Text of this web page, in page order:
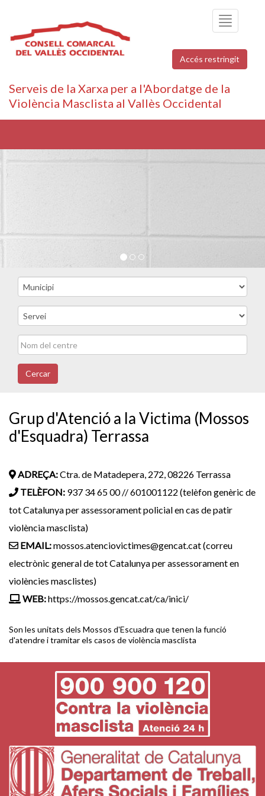
Toggle
navigation
Accés restringit
Serveis de la Xarxa per a l'Abordatge de la
Violència Masclista al Vallès Occidental
Cercar
Grup d'Atenció a la Victima (Mossos
d'Esquadra) Terrassa
ADREÇA:Ctra. de Matadepera, 272, 08226 Terrassa
TELÈFON: 937 34 65 00 // 601001122 (telèfon genèric de
tot Catalunya per assessorament policial en cas de patir
violència masclista)
EMAIL:mossos.atenciovictimes@gencat.cat (correu
electrònic general de tot Catalunya per assessorament en
violències masclistes)
WEB:https://mossos.gencat.cat/ca/inici/
Son les unitats dels Mossos d'Escuadra que tenen la funció
d'atendre i tramitar els casos de violència masclista